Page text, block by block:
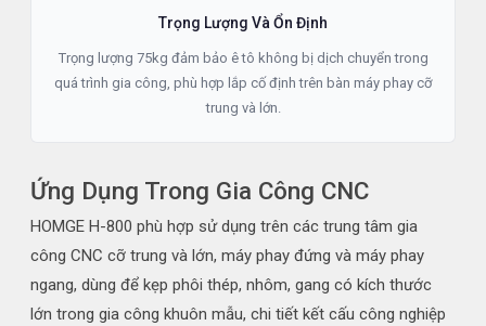
Trọng Lượng Và Ổn Định
Trọng lượng 75kg đảm bảo ê tô không bị dịch chuyển trong
quá trình gia công, phù hợp lắp cố định trên bàn máy phay cỡ
trung và lớn.
Ứng Dụng Trong Gia Công CNC
HOMGE H-800 phù hợp sử dụng trên các trung tâm gia
công CNC cỡ trung và lớn, máy phay đứng và máy phay
ngang, dùng để kẹp phôi thép, nhôm, gang có kích thước
lớn trong gia công khuôn mẫu, chi tiết kết cấu công nghiệp